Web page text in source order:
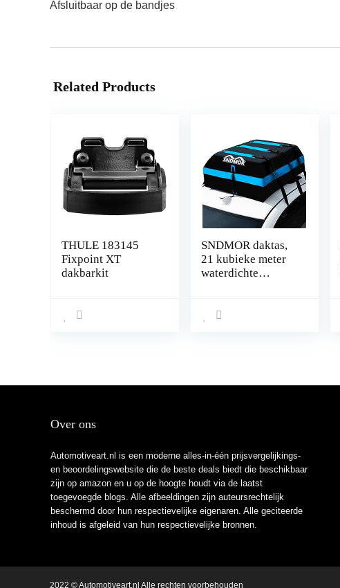
Afsluitbaar op de bandjes
Related Products
THULE 183145
Fixpoint XT
dakbarkit
SNDMOR daktas,
21 kubieke meter
waterdichte
voertuigen met of
Over ons
Automotiveart.nl is een moderne alles-in-één prijsvergelijkings-
en beoordelingswebsite die de beste deals biedt die beschikbaar
zijn op amazon en u op de hoogte houdt via de laatst
toegevoegde blogs. Alle afbeeldingen zijn auteursrechtelijk
beschermd door hun respectievelijke eigenaren. Alle geciteerde
inhoud is afgeleid van hun respectievelijke bronnen.
2022 © Automotiveart.nl Alle rechten voorbehouden